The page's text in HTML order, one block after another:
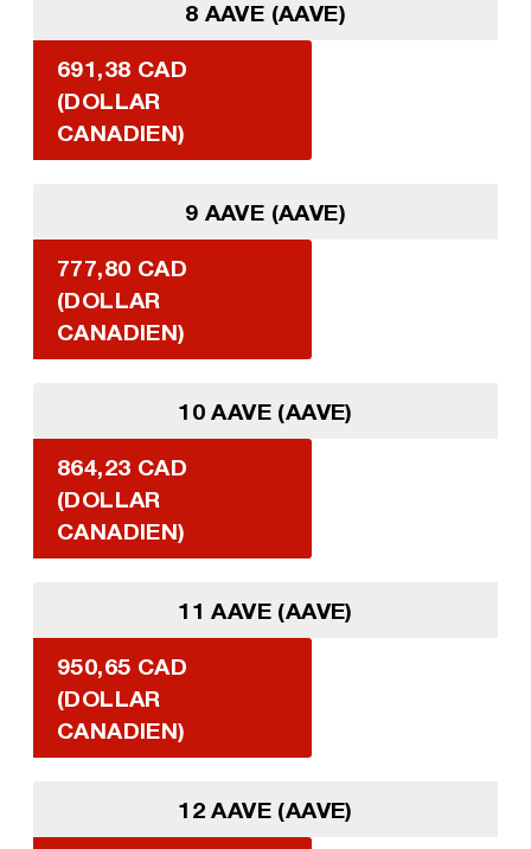
8 AAVE (AAVE)
691,38 CAD
(DOLLAR
CANADIEN)
9 AAVE (AAVE)
777,80 CAD
(DOLLAR
CANADIEN)
10 AAVE (AAVE)
864,23 CAD
(DOLLAR
CANADIEN)
11 AAVE (AAVE)
950,65 CAD
(DOLLAR
CANADIEN)
12 AAVE (AAVE)